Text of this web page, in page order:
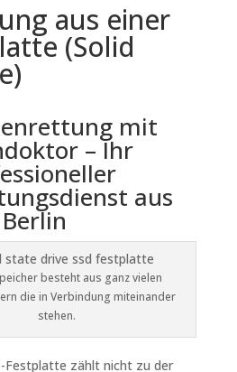
aus einer
(Solid
mit
– Ihr
aus
Berlin
besteht aus ganz vielen
die in Verbindung miteinander
stehen.
Festplatte zählt nicht zu der